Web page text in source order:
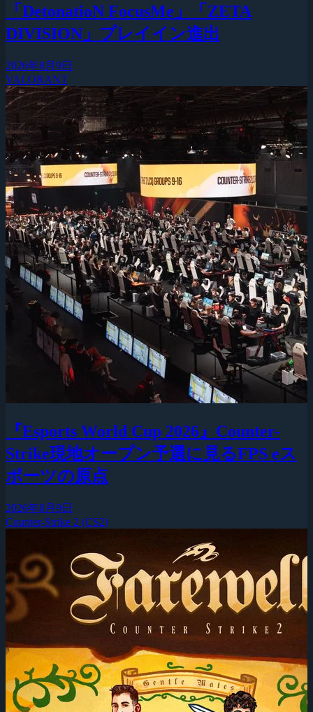
「DetonatioN FocusMe」「ZETA
DIVISION」プレイイン進出
2026年8月9日
VALORANT
『Esports World Cup 2026』Counter-
Strike現地オープン予選に見るFPS eス
ポーツの原点
2026年8月9日
Counter-Strike 2 (CS2)